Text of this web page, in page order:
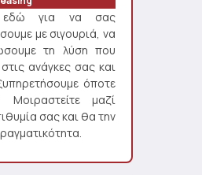
εδώ για να σας
με σιγουριά, να
τη λύση που
στις ανάγκες σας και
όποτε
Μοιραστείτε μαζί
σας και θα την